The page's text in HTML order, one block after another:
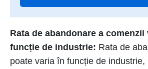
Rata de abandonare a comenzii
funcție de industrie: Rata de
poate varia în funcție de industrie,